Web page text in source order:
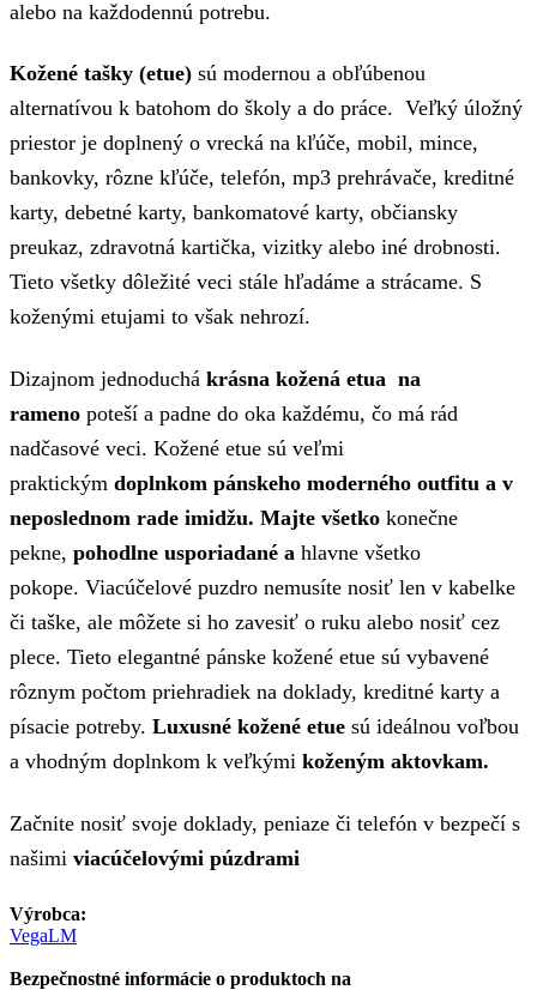
alebo na každodennú potrebu.
Kožené tašky (etue) sú modernou a obľúbenou
alternatívou k batohom do školy a do práce. Veľký úložný
priestor je doplnený o vrecká na kľúče, mobil, mince,
bankovky, rôzne kľúče, telefón, mp3 prehrávače, kreditné
karty, debetné karty, bankomatové karty, občiansky
preukaz, zdravotná kartička, vizitky alebo iné drobnosti.
Tieto všetky dôležité veci stále hľadáme a strácame. S
koženými etujami to však nehrozí.
Dizajnom jednoduchá krásna kožená etua na
rameno poteší a padne do oka každému, čo má rád
nadčasové veci. Kožené etue sú veľmi
praktickým doplnkom pánskeho moderného outfitu a v
neposlednom rade imidžu. Majte všetko konečne
pekne, pohodlne usporiadané a hlavne všetko
pokope. Viacúčelové puzdro nemusíte nosiť len v kabelke
či taške, ale môžete si ho zavesiť o ruku alebo nosiť cez
plece. Tieto elegantné pánske kožené etue sú vybavené
rôznym počtom priehradiek na doklady, kreditné karty a
písacie potreby. Luxusné kožené etue sú ideálnou voľbou
a vhodným doplnkom k veľkými koženým aktovkam.
Začnite nosiť svoje doklady, peniaze či telefón v bezpečí s
našimi viacúčelovými púzdrami
Výrobca:
VegaLM
Bezpečnostné informácie o produktoch na